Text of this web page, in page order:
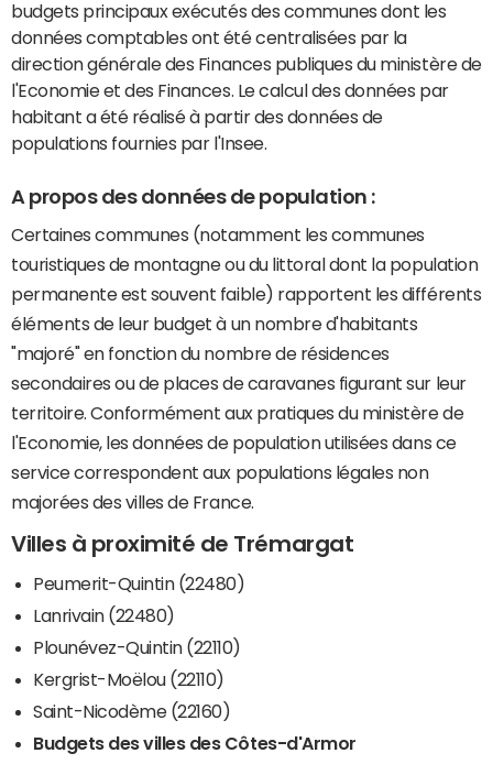
budgets principaux exécutés des communes dont les
données comptables ont été centralisées par la
direction générale des Finances publiques du ministère de
l'Economie et des Finances. Le calcul des données par
habitant a été réalisé à partir des données de
populations fournies par l'Insee.
A propos des données de population :
Certaines communes (notamment les communes
touristiques de montagne ou du littoral dont la population
permanente est souvent faible) rapportent les différents
éléments de leur budget à un nombre d'habitants
"majoré" en fonction du nombre de résidences
secondaires ou de places de caravanes figurant sur leur
territoire. Conformément aux pratiques du ministère de
l'Economie, les données de population utilisées dans ce
service correspondent aux populations légales non
majorées des villes de France.
Villes à proximité de Trémargat
Peumerit-Quintin (22480)
Lanrivain (22480)
Plounévez-Quintin (22110)
Kergrist-Moëlou (22110)
Saint-Nicodème (22160)
Budgets des villes des Côtes-d'Armor